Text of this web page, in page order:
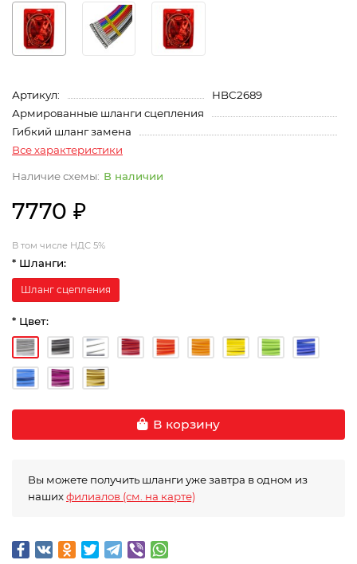
Артикул:
HBC2689
Армированные шланги сцепления
Гибкий шланг замена
Все характеристики
В наличии
7770 ₽
В том числе НДС 5%
* Шланги:
Шланг сцепления
* Цвет:
В корзину
Вы можете получить шланги уже завтра в одном из
нашихфилиалов (см. на карте)